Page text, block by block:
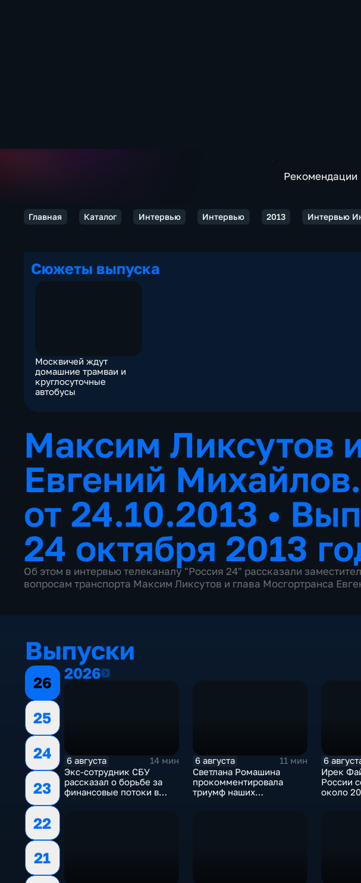
Рекомендации
Главная Каталог Интервью Интервью 2013 Интервью
Сюжеты выпуска
Москвичей ждут
домашние трамваи и
круглосуточные
автобусы
Максим Ликсутов
Евгений
от 24.10.2013 •
24 октября 2013
Об этом в интервью телеканалу "Россия 24" рассказали
вопросам транспорта Максим Ликсутов и глава Мосгортранса
Выпуски
26
25
24
23
22
21
20262026
6 августа
14 мин
Экс-сотрудник СБУ
рассказал о борьбе за
финансовые потоки в
6 августа
11 мин
Светлана Ромашина
прокомментировала
триумф наших
6
Ирек
России
около